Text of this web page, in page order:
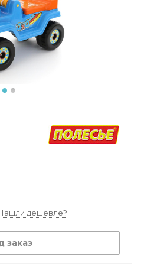
дешевле?
заказ